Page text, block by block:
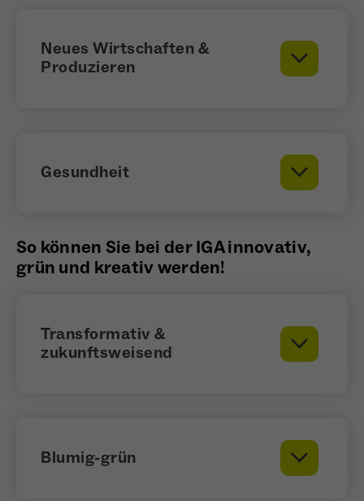
Neues Wirtschaften &
Produzieren
Gesundheit
So können Sie bei der IGA innovativ,
grün und kreativ werden!
Transformativ &
zukunftsweisend
Blumig-grün